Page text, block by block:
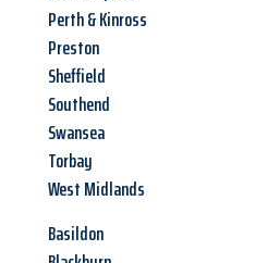
Perth & Kinross
Preston
Sheffield
Southend
Swansea
Torbay
West Midlands
Basildon